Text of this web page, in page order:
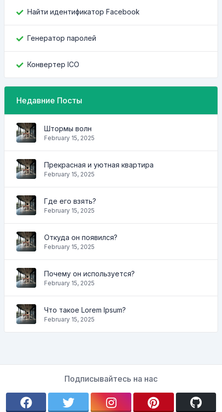
Найти идентификатор Facebook
Генератор паролей
Конвертер ICO
Недавние Посты
Штормы волн
February 15, 2025
Прекрасная и уютная квартира
February 15, 2025
Где его взять?
February 15, 2025
Откуда он появился?
February 15, 2025
Почему он используется?
February 15, 2025
Что такое Lorem Ipsum?
February 15, 2025
Подписывайтесь на нас